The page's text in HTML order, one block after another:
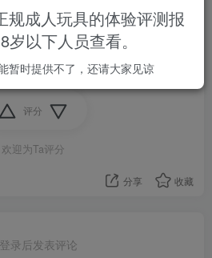
所洗，能不能用矿泉水什么先
评分
欢迎为Ta评分
分享 收藏
录后发表评论
规成人玩具的体验评测报
以下人员查看。
暂时提供不了，还请大家见谅